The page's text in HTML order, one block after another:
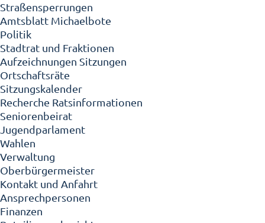
Straßensperrungen
Amtsblatt Michaelbote
Politik
Stadtrat und Fraktionen
Aufzeichnungen Sitzungen
Ortschaftsräte
Sitzungskalender
Recherche Ratsinformationen
Seniorenbeirat
Jugendparlament
Wahlen
Verwaltung
Oberbürgermeister
Kontakt und Anfahrt
Ansprechpersonen
Finanzen